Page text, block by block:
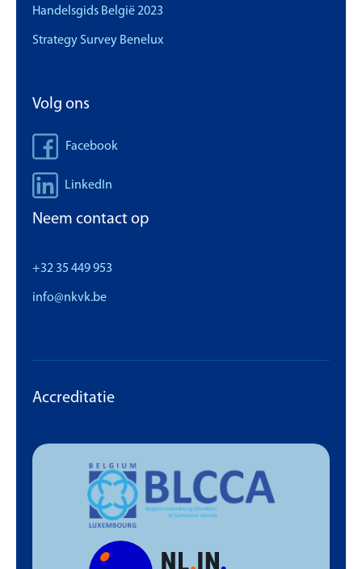
Handelsgids België 2023
Strategy Survey Benelux
Volg ons
Facebook
LinkedIn
Neem contact op
+32 35 449 953
info@nkvk.be
Accreditatie